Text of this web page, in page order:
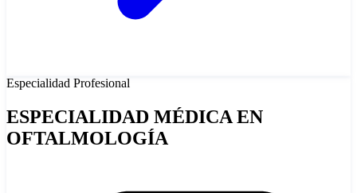
Especialidad Profesional
ESPECIALIDAD MÉDICA EN
OFTALMOLOGÍA